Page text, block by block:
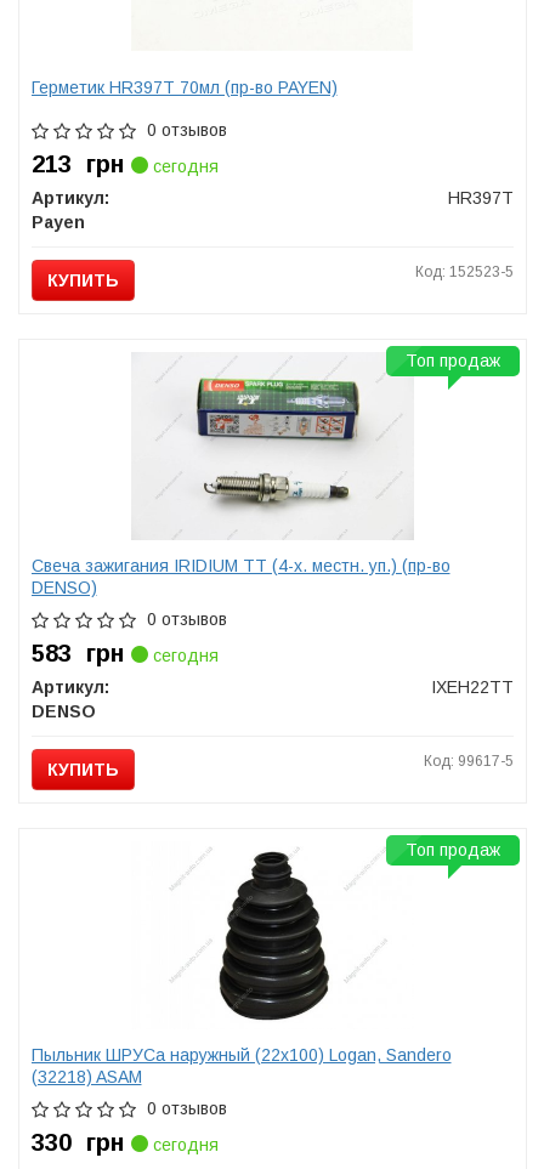
Герметик HR397T 70мл (пр-во PAYEN)
0 отзывов
213 грн
сегодня
Артикул:
HR397T
Payen
КУПИТЬ Код: 152523-5
Свеча зажигания IRIDIUM TT (4-х. местн. уп.) (пр-во
DENSO)
0 отзывов
583 грн
сегодня
Артикул:
IXEH22TT
DENSO
КУПИТЬ Код: 99617-5
Топ продаж
Пыльник ШРУСа наружный (22x100) Logan, Sandero
(32218) ASAM
0 отзывов
330 грн
сегодня
Топ продаж